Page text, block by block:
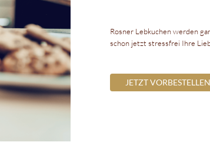
Rosner Lebkuchen werden
schon jetzt stressfrei Ihre
JETZT VORBESTELLEN